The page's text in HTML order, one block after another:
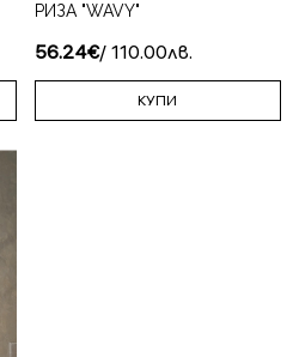
РИЗА "WAVY"
56.24€/ 110.00лв.
КУПИ